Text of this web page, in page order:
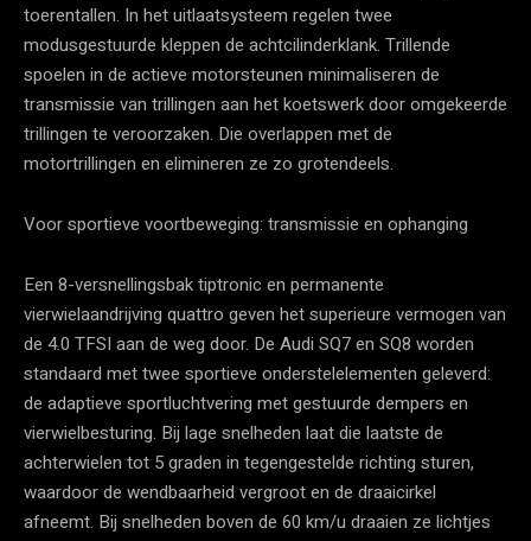
toerentallen. In het uitlaatsysteem regelen twee
modusgestuurde kleppen de achtcilinderklank. Trillende
spoelen in de actieve motorsteunen minimaliseren de
transmissie van trillingen aan het koetswerk door omgekeerde
trillingen te veroorzaken. Die overlappen met de
motortrillingen en elimineren ze zo grotendeels.
Voor sportieve voortbeweging: transmissie en ophanging
Een 8-versnellingsbak tiptronic en permanente
vierwielaandrijving quattro geven het superieure vermogen van
de 4.0 TFSI aan de weg door. De Audi SQ7 en SQ8 worden
standaard met twee sportieve onderstelelementen geleverd:
de adaptieve sportluchtvering met gestuurde dempers en
vierwielbesturing. Bij lage snelheden laat die laatste de
achterwielen tot 5 graden in tegengestelde richting sturen,
waardoor de wendbaarheid vergroot en de draaicirkel
afneemt. Bij snelheden boven de 60 km/u draaien ze lichtjes